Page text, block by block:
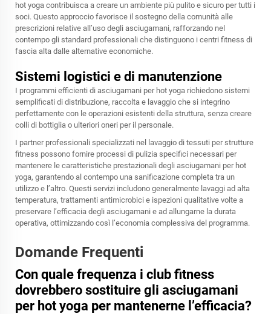
hot yoga contribuisca a creare un ambiente più pulito e sicuro per tutti i
soci. Questo approccio favorisce il sostegno della comunità alle
prescrizioni relative all’uso degli asciugamani, rafforzando nel
contempo gli standard professionali che distinguono i centri fitness di
fascia alta dalle alternative economiche.
Sistemi logistici e di manutenzione
I programmi efficienti di asciugamani per hot yoga richiedono sistemi
semplificati di distribuzione, raccolta e lavaggio che si integrino
perfettamente con le operazioni esistenti della struttura, senza creare
colli di bottiglia o ulteriori oneri per il personale.
I partner professionali specializzati nel lavaggio di tessuti per strutture
fitness possono fornire processi di pulizia specifici necessari per
mantenere le caratteristiche prestazionali degli asciugamani per hot
yoga, garantendo al contempo una sanificazione completa tra un
utilizzo e l’altro. Questi servizi includono generalmente lavaggi ad alta
temperatura, trattamenti antimicrobici e ispezioni qualitative volte a
preservare l’efficacia degli asciugamani e ad allungarne la durata
operativa, ottimizzando così l’economia complessiva del programma.
Domande Frequenti
Con quale frequenza i club fitness
dovrebbero sostituire gli asciugamani
per hot yoga per mantenerne l’efficacia?